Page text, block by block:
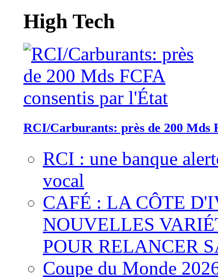
High Tech
RCI/Carburants: près de 200 Mds
RCI : une banque
vocal
CAFÉ : LA CÔTE
NOUVELLES
POUR RELANCER
Coupe du Monde